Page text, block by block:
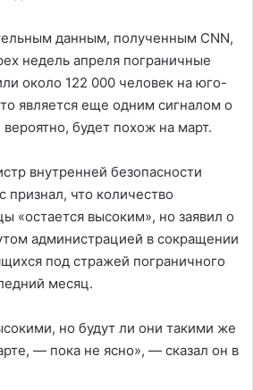
данным, полученным CNN,
недель апреля пограничные
около 122 000 человек на юго-
является еще одним сигналом о
будет похож на март.
внутренней безопасности
признал, что количество
«остается высоким», но заявил о
администрацией в сокращении
под стражей пограничного
месяц.
но будут ли они такими же
— пока не ясно», — сказал он в